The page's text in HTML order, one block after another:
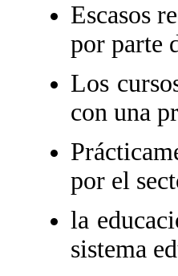
Escasos
por parte
Los
con una
por el
la
sistema